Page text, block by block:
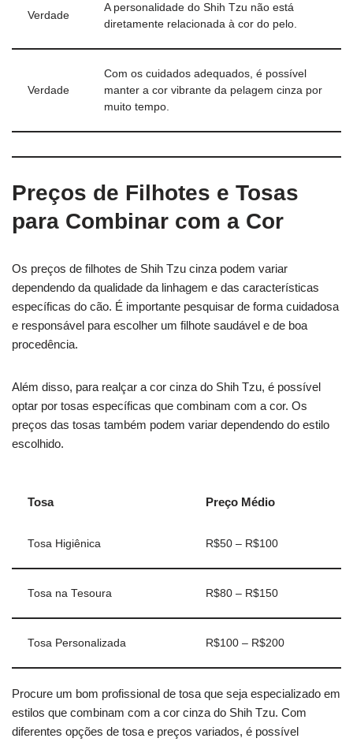
Verdade
A personalidade do Shih Tzu não está
diretamente relacionada à cor do pelo.
Verdade
Com os cuidados adequados, é possível
manter a cor vibrante da pelagem cinza por
muito tempo.
Preços de Filhotes e Tosas
para Combinar com a Cor
Os preços de filhotes de Shih Tzu cinza podem variar
dependendo da qualidade da linhagem e das características
específicas do cão. É importante pesquisar de forma cuidadosa
e responsável para escolher um filhote saudável e de boa
procedência.
Além disso, para realçar a cor cinza do Shih Tzu, é possível
optar por tosas específicas que combinam com a cor. Os
preços das tosas também podem variar dependendo do estilo
escolhido.
Tosa Preço Médio
Tosa Higiênica R$50 – R$100
Tosa na Tesoura R$80 – R$150
Tosa Personalizada R$100 – R$200
Procure um bom profissional de tosa que seja especializado em
estilos que combinam com a cor cinza do Shih Tzu. Com
diferentes opções de tosa e preços variados, é possível